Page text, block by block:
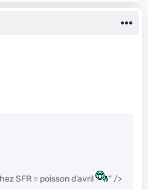
SFR = poisson d’avril " />